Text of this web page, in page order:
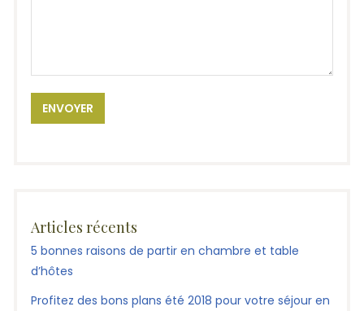
Articles récents
5 bonnes raisons de partir en chambre et table
d’hôtes
Profitez des bons plans été 2018 pour votre séjour en